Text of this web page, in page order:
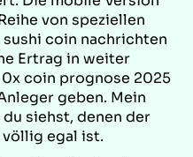
von speziellen
coin nachrichten
Ertrag in weiter
0x coin prognose 2025
geben. Mein
siehst, denen der
egal ist.